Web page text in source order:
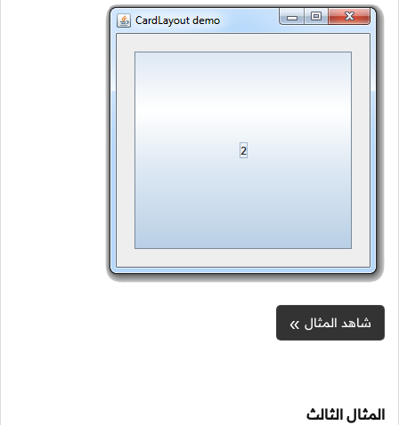
شاهد المثال
المثال الثالث